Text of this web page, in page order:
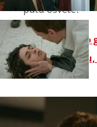
putu osvete?
Saznajte
utjelovila